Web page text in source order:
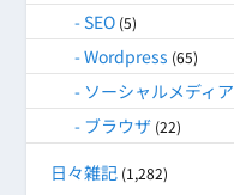
SEO (5)
Wordpress (65)
ソーシャルメディア
ブラウザ (22)
日々雑記 (1,282)